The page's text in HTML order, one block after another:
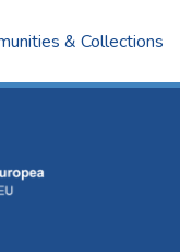
& Collections